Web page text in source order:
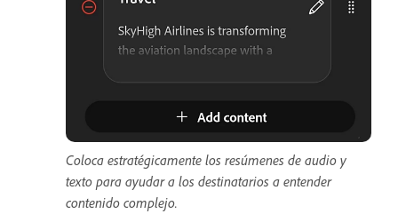
Coloca estratégicamente los resúmenes de audio y
texto para ayudar a los destinatarios a entender
contenido complejo.